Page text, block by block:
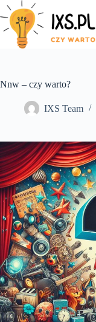
Skip
to
content
Nnw – czy warto?
IXS Team